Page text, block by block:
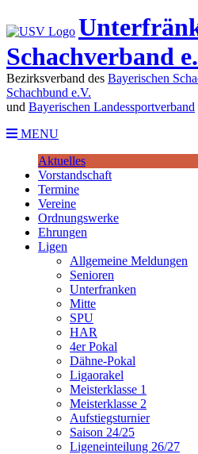
Schachverband
Bezirksverband des Bayerischen
Schachbund e.V.
und Bayerischen Landessportverband
MENU
Aktuelles
Vorstandschaft
Termine
Vereine
Ordnungswerke
Ehrungen
Ligen
Allgemeine Meldungen
Senioren
Unterfranken
Mitte
SPU
HAR
4er Pokal
Dähne-Pokal
Ligaorakel
Meisterklasse 1
Meisterklasse 2
Aufstiegsturnier
Saison 24/25
Ligeneinteilung 26/27